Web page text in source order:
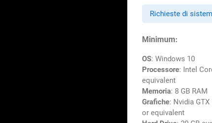
Richieste di
Minimum:
OS: Windows 10
Processore: Intel
equivalent
Memoria: 8 GB RAM
Grafiche: Nvidia GTX
or equivalent